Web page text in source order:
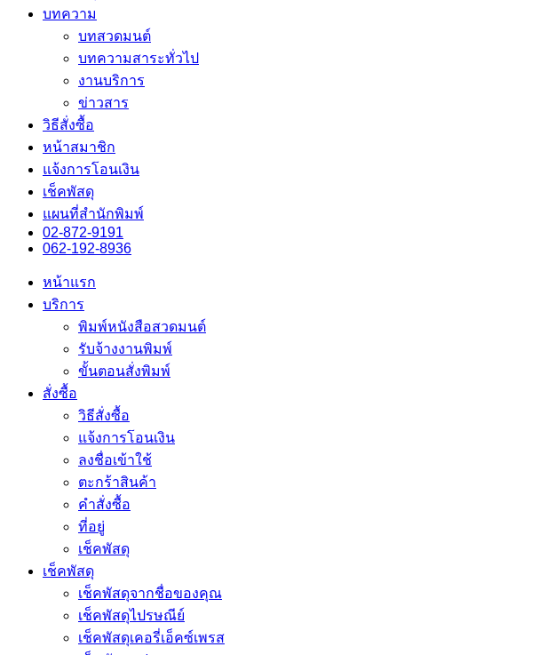
บทความ
บทสวดมนต์
บทความสาระทั่วไป
งานบริการ
ข่าวสาร
วิธีสั่งซื้อ
หน้าสมาชิก
แจ้งการโอนเงิน
เช็คพัสดุ
แผนที่สำนักพิมพ์
02-872-9191
062-192-8936
หน้าแรก
บริการ
พิมพ์หนังสือสวดมนต์
รับจ้างงานพิมพ์
ขั้นตอนสั่งพิมพ์
สั่งซื้อ
วิธีสั่งซื้อ
แจ้งการโอนเงิน
ลงชื่อเข้าใช้
ตะกร้าสินค้า
คำสั่งซื้อ
ที่อยู่
เช็คพัสดุ
เช็คพัสดุ
เช็คพัสดุจากชื่อของคุณ
เช็คพัสดุไปรษณีย์
เช็คพัสดุเคอรี่เอ็คซ์เพรส